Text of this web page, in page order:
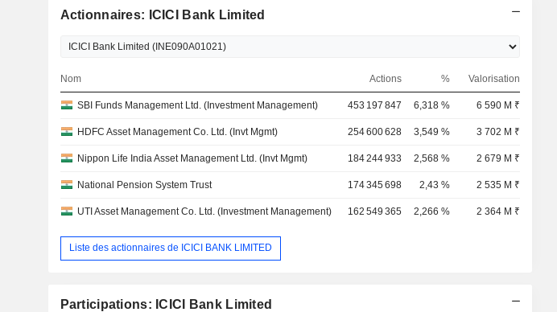
Actionnaires: ICICI Bank Limited
Nom Actions % Valorisation
SBI Funds Management Ltd. (Investment Management) 453 197 847 6,318 % 6 590 M ₹
HDFC Asset Management Co. Ltd. (Invt Mgmt) 254 600 628 3,549 % 3 702 M ₹
Nippon Life India Asset Management Ltd. (Invt Mgmt) 184 244 933 2,568 % 2 679 M ₹
National Pension System Trust 174 345 698 2,43 % 2 535 M ₹
UTI Asset Management Co. Ltd. (Investment Management) 162 549 365 2,266 % 2 364 M ₹
Liste des actionnaires de ICICI BANK LIMITED
Participations: ICICI Bank Limited